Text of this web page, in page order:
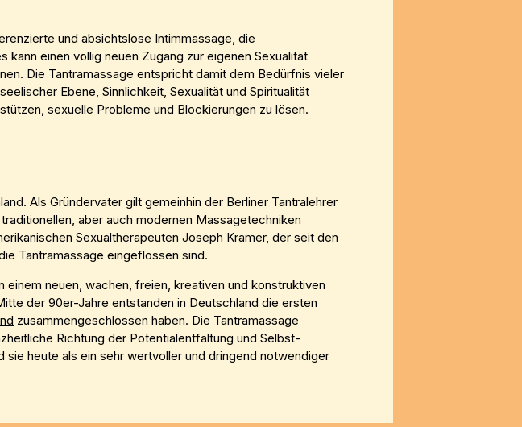
und absichtslose Intimmassage, die
einen völlig neuen Zugang zur eigenen Sexualität
Die Tantramassage entspricht damit dem Bedürfnis vieler
Ebene, Sinnlichkeit, Sexualität und Spiritualität
sexuelle Probleme und Blockierungen zu lösen.
Als Gründervater gilt gemeinhin der Berliner Tantralehrer
aber auch modernen Massagetechniken
Sexualtherapeuten Joseph Kramer, der seit den
Tantramassage eingeflossen sind.
neuen, wachen, freien, kreativen und konstruktiven
der 90er-Jahre entstanden in Deutschland die ersten
zusammengeschlossen haben. Die Tantramassage
Richtung der Potentialentfaltung und Selbst-
sie heute als ein sehr wertvoller und dringend notwendiger